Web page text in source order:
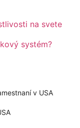
na svete
systém?
v USA